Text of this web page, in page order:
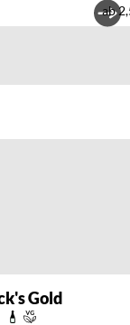
ab
Gold